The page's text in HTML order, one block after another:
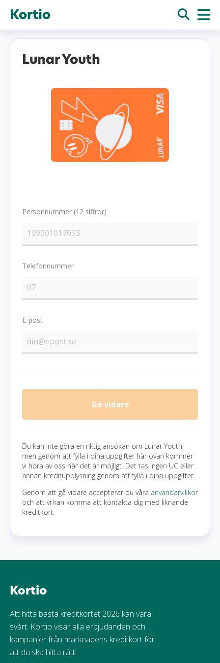
Kortio
Lunar Youth
Personnummer (12 siffror)
Telefonnummer
E-post
Gå vidare
Du kan inte göra en riktig ansökan om Lunar Youth,
men genom att fylla i dina uppgifter här ovan kommer
vi höra av oss när det är möjligt. Det tas ingen UC eller
annan kreditupplysning genom att fylla i dina uppgifter.
Genom att gå vidare accepterar du våra användarvillkor
och att vi kan komma att kontakta dig med liknande
kreditkort.
Kortio
Att hitta bästa kreditkortet 2026 kan vara
svårt. Kortio visar alla erbjudanden och
kampanjer från marknadens kreditkort för
att du ska hitta rätt!